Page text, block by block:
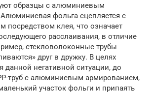
образцы с алюминиевым
фольга сцепляется с
посредством клея, что означает
расслаивания, в отличие
стекловолоконные трубы
друг в дружку. В целях
данной негативной ситуации, до
труб с алюминиевым армированием,
участок фольги и припаять